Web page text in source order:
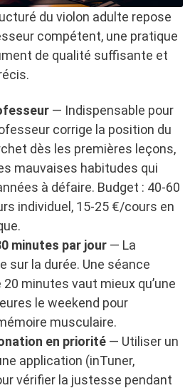
du violon adulte repose
compétent, une pratique
de qualité suffisante et
— Indispensable pour
corrige la position du
dès les premières leçons,
mauvaises habitudes qui
à défaire. Budget : 40-60
individuel, 15-25 €/cours en
minutes par jour — La
sur la durée. Une séance
minutes vaut mieux qu’une
le weekend pour
musculaire.
en priorité — Utiliser un
application (inTuner,
vérifier la justesse pendant